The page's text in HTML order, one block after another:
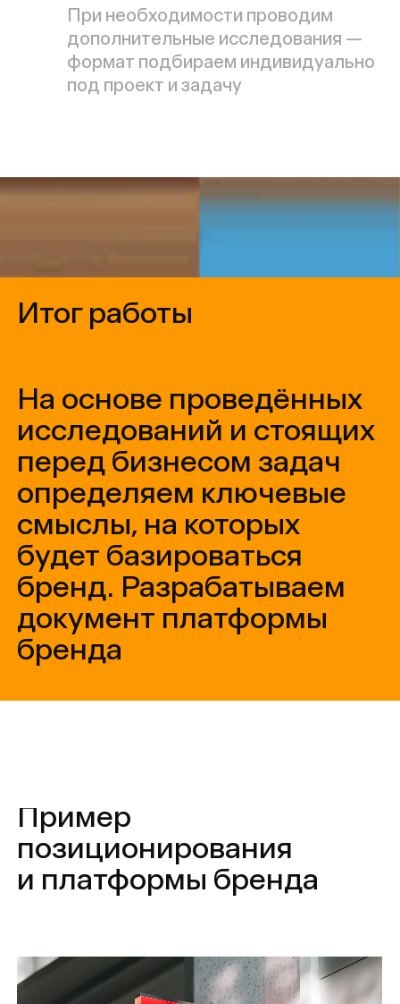
На основе проведённых
исследований и стоящих
перед бизнесом задач
определяем ключевые
документ платформы
позиционирования
и платформы бренда
МТС — экосистема цифровых сервисов,
один из крупнейших мобильных
операторов в РФ.